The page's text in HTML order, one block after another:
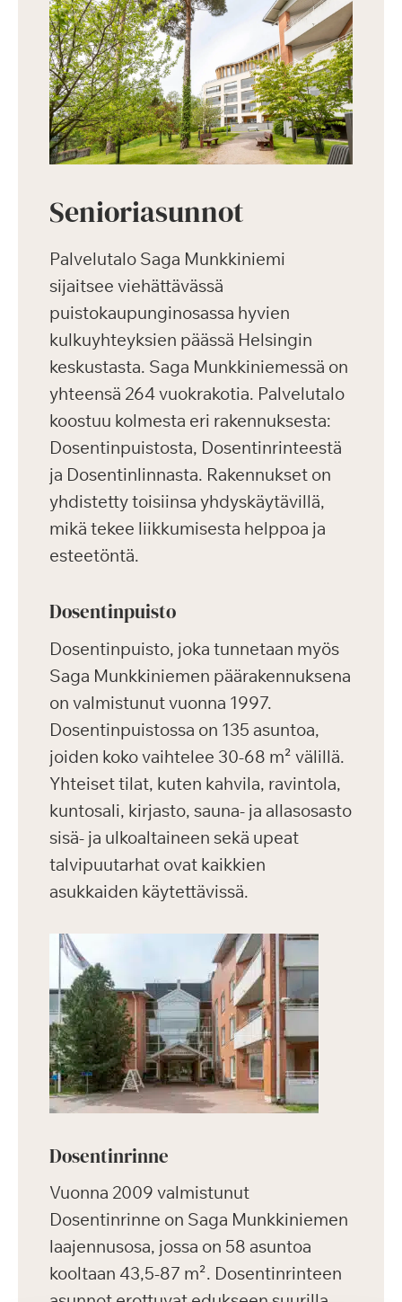
Senioriasunnot
Palvelutalo Saga Munkkiniemi
sijaitsee viehättävässä
puistokaupunginosassa hyvien
kulkuyhteyksien päässä Helsingin
keskustasta. Saga Munkkiniemessä on
yhteensä 264 vuokrakotia. Palvelutalo
koostuu kolmesta eri rakennuksesta:
Dosentinpuistosta, Dosentinrinteestä
ja Dosentinlinnasta. Rakennukset on
yhdistetty toisiinsa yhdyskäytävillä,
mikä tekee liikkumisesta helppoa ja
esteetöntä.
Dosentinpuisto
Dosentinpuisto, joka tunnetaan myös
Saga Munkkiniemen päärakennuksena
on valmistunut vuonna 1997.
Dosentinpuistossa on 135 asuntoa,
joiden koko vaihtelee 30-68 m² välillä.
Yhteiset tilat, kuten kahvila, ravintola,
kuntosali, kirjasto, sauna- ja allasosasto
sisä- ja ulkoaltaineen sekä upeat
talvipuutarhat ovat kaikkien
asukkaiden käytettävissä.
Dosentinrinne
Vuonna 2009 valmistunut
Dosentinrinne on Saga Munkkiniemen
laajennusosa, jossa on 58 asuntoa
kooltaan 43,5-87 m². Dosentinrinteen